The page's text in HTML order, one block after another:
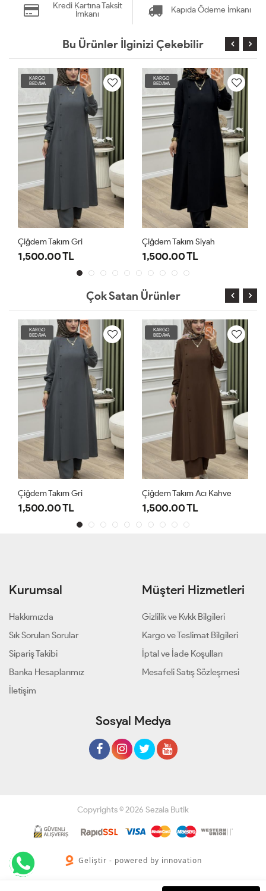
Kredi Kartına Taksit
İmkanı
Kapıda Ödeme İmkanı
Bu Ürünler İlginizi Çekebilir
KARGO
BEDAVA
Çiğdem Takım Gri
1,500.00 TL
KARGO
BEDAVA
Çiğdem Takım Siyah
1,500.00 TL
Çok Satan Ürünler
KARGO
BEDAVA
Çiğdem Takım Gri
1,500.00 TL
KARGO
BEDAVA
Çiğdem Takım Acı Kahve
1,500.00 TL
Kurumsal
Hakkımızda
Sık Sorulan Sorular
Sipariş Takibi
Banka Hesaplarımız
İletişim
Müşteri Hizmetleri
Gizlilik ve Kvkk Bilgileri
Kargo ve Teslimat Bilgileri
İptal ve İade Koşulları
Mesafeli Satış Sözleşmesi
Sosyal Medya
Copyrights © 2026 Sezala Butik
Geliştir - powered by innovation